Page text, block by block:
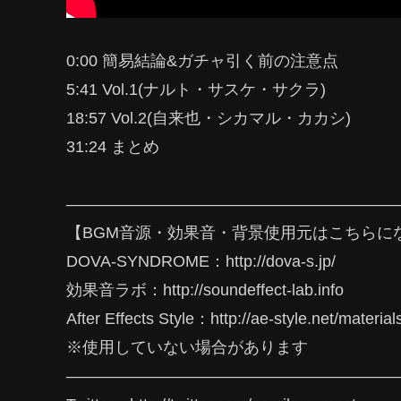
0:00 簡易結論&ガチャ引く前の注意点
5:41 Vol.1(ナルト・サスケ・サクラ)
18:57 Vol.2(自来也・シカマル・カカシ)
31:24 まとめ
【BGM音源・効果音・背景使用元はこちらに
DOVA-SYNDROME：http://dova-s.jp/
効果音ラボ：http://soundeffect-lab.info
After Effects Style：http://ae-style.net/
※使用していない場合があります